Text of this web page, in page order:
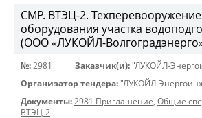
СМР. ВТЭЦ-2. Техперевооружение
оборудования участка
(ООО «ЛУКОЙЛ-
№: 2981 Заказчик(и): "ЛУКОЙЛ-
Организатор тендера: "ЛУКОЙЛ-
Документы: 2981 Приглашение, Общие
ВТЭЦ-2